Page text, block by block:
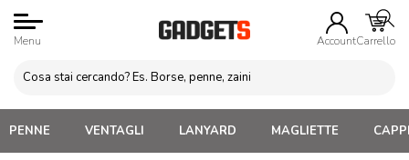
Menu AccountCarrello
PENNE VENTAGLI LANYARD MAGLIETTE